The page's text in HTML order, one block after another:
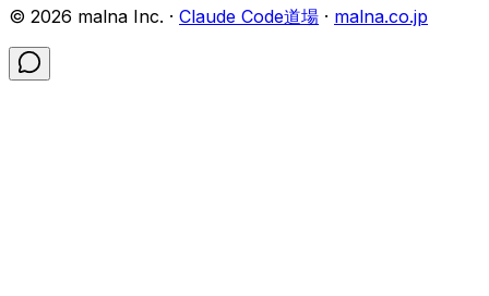
© 2026 malna Inc. · Claude Code道場 · malna.co.jp